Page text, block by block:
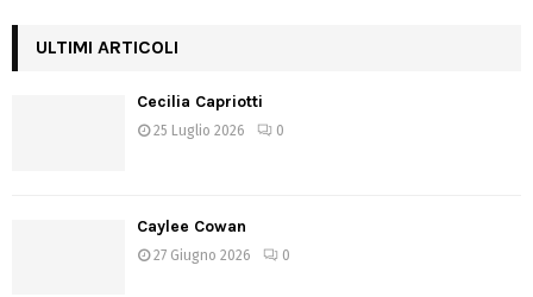
ULTIMI ARTICOLI
Cecilia Capriotti
25 Luglio 2026 0
Caylee Cowan
27 Giugno 2026 0